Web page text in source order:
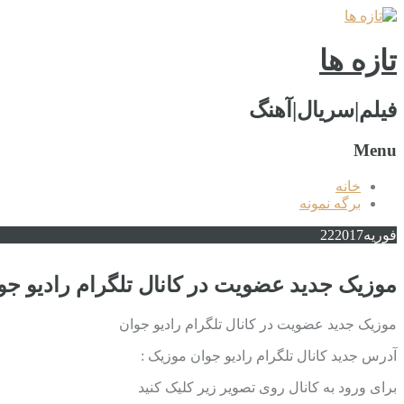
تازه ها
فیلم|سریال|آهنگ
Menu
خانه
برگه نمونه
فوریه 222017
موزیک جدید عضویت در کانال تلگرام رادیو
موزیک جدید عضویت در کانال تلگرام رادیو جوان
آدرس جدید کانال تلگرام رادیو جوان موزیک :
برای ورود به کانال روی تصویر زیر کلیک کنید